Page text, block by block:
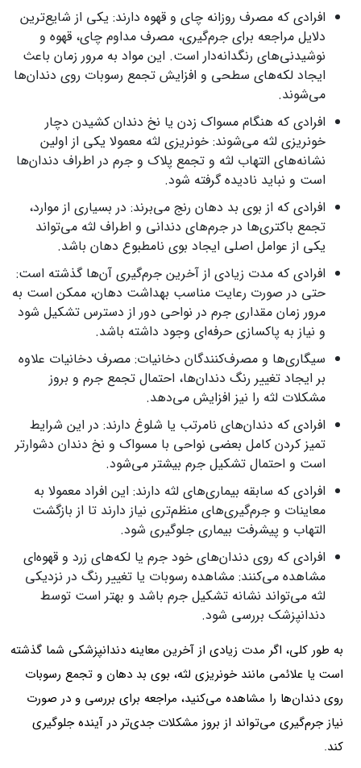
افرادی که مصرف روزانه چای و قهوه دارند: یکی از شایع‌ترین
دلایل مراجعه برای جرم‌گیری، مصرف مداوم چای، قهوه و
نوشیدنی‌های رنگدانه‌دار است. این مواد به مرور زمان باعث
ایجاد لکه‌های سطحی و افزایش تجمع رسوبات روی دندان‌ها
می‌شوند.
افرادی که هنگام مسواک زدن یا نخ دندان کشیدن دچار
خونریزی لثه می‌شوند: خونریزی لثه معمولا یکی از اولین
نشانه‌های التهاب لثه و تجمع پلاک و جرم در اطراف دندان‌ها
است و نباید نادیده گرفته شود.
افرادی که از بوی بد دهان رنج می‌برند: در بسیاری از موارد،
تجمع باکتری‌ها در جرم‌های دندانی و اطراف لثه می‌تواند
یکی از عوامل اصلی ایجاد بوی نامطبوع دهان باشد.
افرادی که مدت زیادی از آخرین جرم‌گیری آن‌ها گذشته است:
حتی در صورت رعایت مناسب بهداشت دهان، ممکن است به
مرور زمان مقداری جرم در نواحی دور از دسترس تشکیل شود
و نیاز به پاکسازی حرفه‌ای وجود داشته باشد.
سیگاری‌ها و مصرف‌کنندگان دخانیات: مصرف دخانیات علاوه
بر ایجاد تغییر رنگ دندان‌ها، احتمال تجمع جرم و بروز
مشکلات لثه را نیز افزایش می‌دهد.
افرادی که دندان‌های نامرتب یا شلوغ دارند: در این شرایط
تمیز کردن کامل بعضی نواحی با مسواک و نخ دندان دشوارتر
است و احتمال تشکیل جرم بیشتر می‌شود.
افرادی که سابقه بیماری‌های لثه دارند: این افراد معمولا به
معاینات و جرم‌گیری‌های منظم‌تری نیاز دارند تا از بازگشت
التهاب و پیشرفت بیماری جلوگیری شود.
افرادی که روی دندان‌های خود جرم یا لکه‌های زرد و قهوه‌ای
مشاهده می‌کنند: مشاهده رسوبات یا تغییر رنگ در نزدیکی
لثه می‌تواند نشانه تشکیل جرم باشد و بهتر است توسط
دندانپزشک بررسی شود.
به طور کلی، اگر مدت زیادی از آخرین معاینه دندانپزشکی شما گذشته
است یا علائمی مانند خونریزی لثه، بوی بد دهان و تجمع رسوبات
روی دندان‌ها را مشاهده می‌کنید، مراجعه برای بررسی و در صورت
نیاز جرم‌گیری می‌تواند از بروز مشکلات جدی‌تر در آینده جلوگیری
کند.